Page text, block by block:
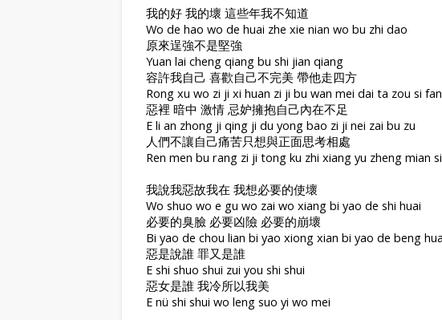
我的好 我的壞 這些年我不知道
Wo de hao wo de huai zhe xie nian wo bu zhi dao
原來逞強不是堅強
Yuan lai cheng qiang bu shi jian qiang
容許我自己 喜歡自己不完美 帶他走四方
Rong xu wo zi ji xi huan zi ji bu wan mei dai ta zou si
惡裡 暗中 激情 忌妒擁抱自己內在不足
E li an zhong ji qing ji du yong bao zi ji nei zai bu zu
人們不讓自己痛苦只想與正面思考相處
Ren men bu rang zi ji tong ku zhi xiang yu zheng mian
我說我惡故我在 我想必要的使壞
Wo shuo wo e gu wo zai wo xiang bi yao de shi huai
必要的臭臉 必要凶險 必要的崩壞
Bi yao de chou lian bi yao xiong xian bi yao de beng
惡是說誰 罪又是誰
E shi shuo shui zui you shi shui
惡女是誰 我冷所以我美
E nü shi shui wo leng suo yi wo mei